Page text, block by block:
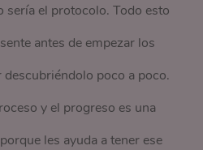
sería el protocolo. Todo esto
antes de empezar los
descubriéndolo poco a poco.
y el progreso es una
les ayuda a tener ese